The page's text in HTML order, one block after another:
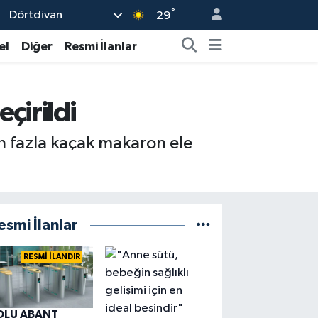
Dörtdivan 29°
Diğer Resmi İlanlar
fazla kaçak makaron ele
İlanlar
RESMİ İLANDIR
ABANT